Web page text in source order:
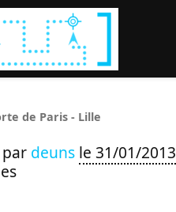
de Paris - Lille
deuns le 31/01/2013